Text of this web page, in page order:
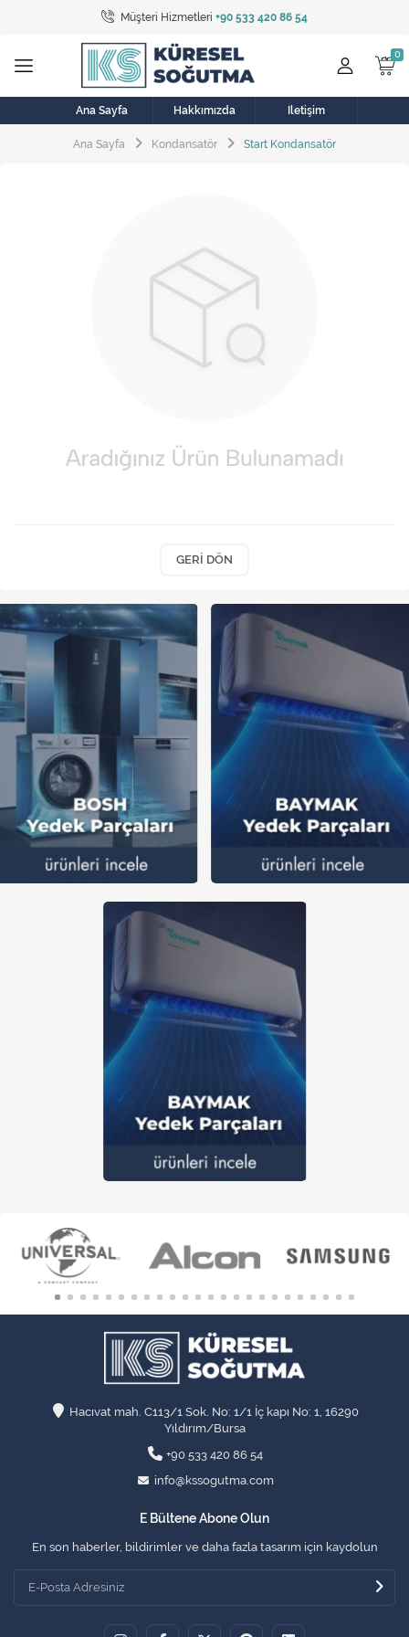
Müşteri Hizmetleri +90 533 420 86 54
Tüm Kategoriler
Bulaşık Makinesi
Buzdolabı
Çamaşır Kurutma Makinesi
Elektrikli Aksamlar
Elektrikli Süpürge
Fan
Klima
Musluk
Soğutma Sistemleri
Şofben ve Termosifon
Ana Sayfa Hakkımızda İletişim
Ana Sayfa Kondansatör Start Kondansatör
GERI DÖN
Hacıvat mah. C113/1 Sok. No: 1/1 İç kapı No: 1, 16290
Yıldırım/Bursa
+90 533 420 86 54
info@kssogutma.com
E Bültene Abone Olun
En son haberler, bildirimler ve daha fazla tasarım için kaydolun